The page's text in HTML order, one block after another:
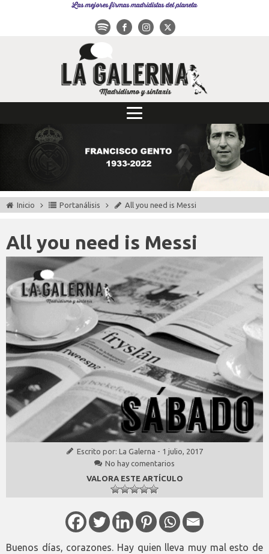
Las mejores firmas madridistas del planeta
Inicio Portanálisis All you need is Messi
All you need is Messi
Escrito por: La Galerna - 1 julio, 2017
No hay comentarios
VALORA ESTE ARTÍCULO
Buenos días, corazones. Hay quien lleva muy mal esto de